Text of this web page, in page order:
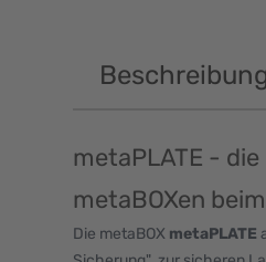
metaPLATE -
metaBOXen
Die metaBOX metaPLATE